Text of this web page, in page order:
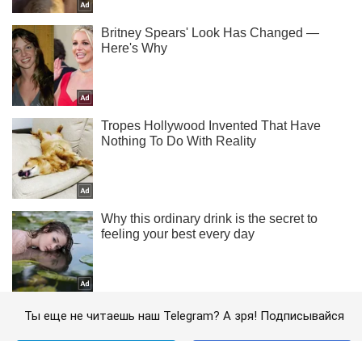
Ты еще не читаешь наш Telegram? А зря! Подписывайся